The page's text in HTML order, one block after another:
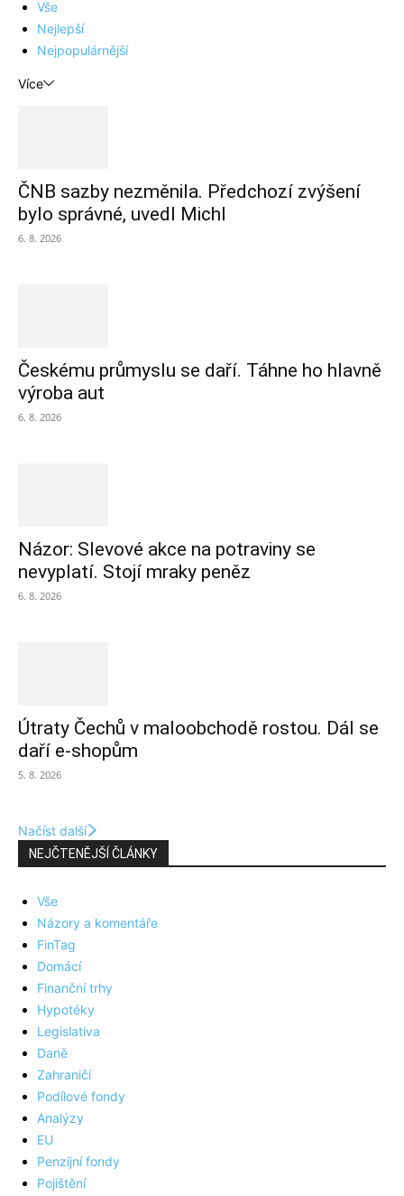
Vše
Nejlepší
Nejpopulárnější
Více
ČNB sazby nezměnila. Předchozí zvýšení
bylo správné, uvedl Michl
6. 8. 2026
Českému průmyslu se daří. Táhne ho hlavně
výroba aut
6. 8. 2026
Názor: Slevové akce na potraviny se
nevyplatí. Stojí mraky peněz
6. 8. 2026
Útraty Čechů v maloobchodě rostou. Dál se
daří e-shopům
5. 8. 2026
Načíst další
NEJČTENĚJŠÍ ČLÁNKY
Vše
Názory a komentáře
FinTag
Domácí
Finanční trhy
Hypotéky
Legislativa
Daně
Zahraničí
Podílové fondy
Analýzy
EU
Penzijní fondy
Pojištění